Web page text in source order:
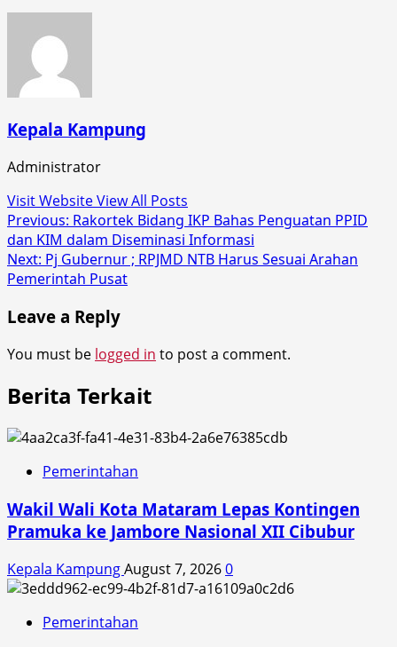
Kepala Kampung
Administrator
Visit WebsiteView All Posts
Post
navigation
Previous: Rakortek Bidang IKP Bahas Penguatan PPID
dan KIM dalam Diseminasi Informasi
Next: Pj Gubernur ; RPJMD NTB Harus Sesuai Arahan
Pemerintah Pusat
Leave a Reply
You must be logged in to post a comment.
Berita Terkait
Pemerintahan
Wakil Wali Kota Mataram Lepas Kontingen
Pramuka ke Jambore Nasional XII Cibubur
Kepala KampungAugust 7, 20260
Pemerintahan